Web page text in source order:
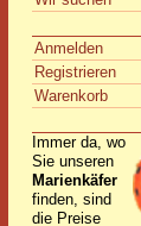
Anmelden
Registrieren
Warenkorb
Immer da, wo
Sie unseren
Marienkäfer
finden, sind
die Preise